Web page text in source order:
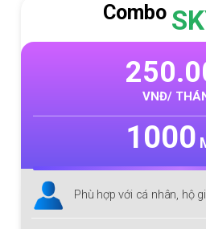
Combo
VNĐ/
1000
Phù hợp với cá nhân, hộ